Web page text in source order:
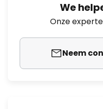
We
Onze
Neem